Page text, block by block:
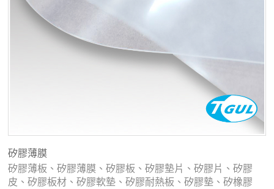
矽膠薄膜
矽膠薄板、矽膠薄膜、矽膠板、矽膠墊片、矽膠片、矽膠
皮、矽膠板材、矽膠軟墊、矽膠耐熱板、矽膠墊、矽橡膠